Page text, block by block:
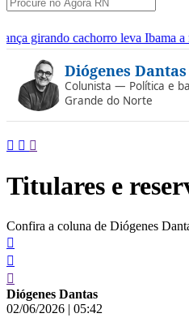
Ibama a resgatar animal
conteúdo
Diógenes Dantas
Colunista — Política e
Grande do Norte
Titulares e
Confira a coluna de Diógenes
Diógenes Dantas
02/06/2026 | 05:42